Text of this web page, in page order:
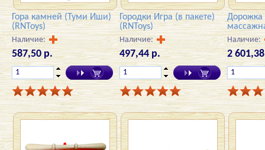
Гора камней (Туми Иши)
(RNToys)
Наличие:
587,50 р.
Городки Игра (в пакете)
(RNToys)
Наличие:
497,44 р.
Дорожка
Наличие:
2